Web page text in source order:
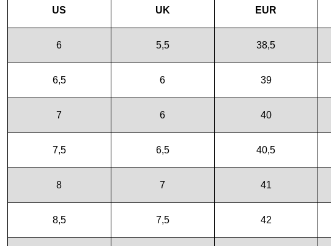
US UK EUR
6 5,5 38,5
6,5 6 39
7 6 40
7,5 6,5 40,5
8 7 41
8,5 7,5 42